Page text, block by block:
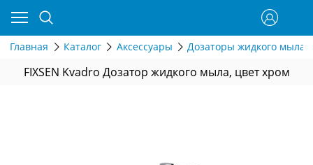
Главная Каталог Аксессуары Дозаторы жидкого мыла
FIXSEN Kvadro Дозатор жидкого мыла, цвет хром